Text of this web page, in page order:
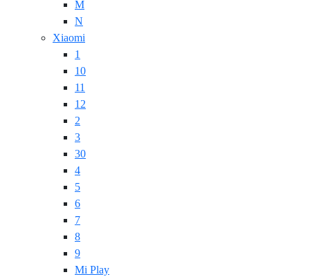
M
N
Xiaomi
1
10
11
12
2
3
30
4
5
6
7
8
9
Mi Play